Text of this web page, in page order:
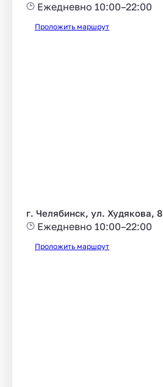
Ежедневно 10:00–22:00
Проложить маршрут
г. Челябинск, ул. Худякова, 8
Ежедневно 10:00–22:00
Проложить маршрут